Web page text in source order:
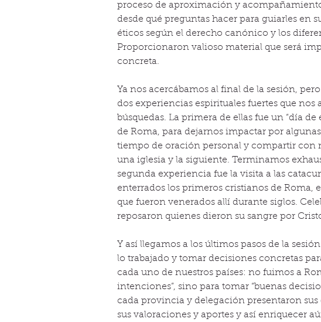
proceso de aproximación y
desde qué preguntas hacer para guiarles en
éticos según el derecho canónico y los
Proporcionaron valioso material que será
concreta.
Ya nos acercábamos al final de la sesión,
dos experiencias espirituales fuertes que nos
búsquedas. La primera de ellas fue un “día
de Roma, para dejarnos impactar por
tiempo de oración personal y compartir con
una iglesia y la siguiente. Terminamos
segunda experiencia fue la visita a las
enterrados los primeros cristianos de Roma,
que fueron venerados allí durante siglos.
reposaron quienes dieron su sangre por
Y así llegamos a los últimos pasos de la
lo trabajado y tomar decisiones concretas
cada uno de nuestros países: no fuimos a
intenciones”, sino para tomar “buenas
cada provincia y delegación presentaron
sus valoraciones y aportes y así enriquecer